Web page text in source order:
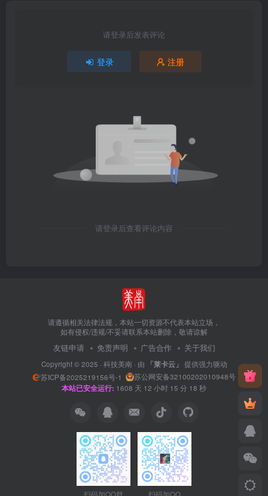
请登录后发表评论
登录 注册
请登录后查看评论内容
请遵循相关法律法规，本站一切资源不代表本站立场，
如有侵权/违规/不妥请联系本站删除，敬请谅解
友链申请 免责声明 广告合作 关于我们
Copyright © 2025 · 科技美南 · 由 「莱卡云」 提供强力驱动
苏ICP备2025219156号-1
苏公网安备32100202010948号
本站已安全运行: 1608 天 12 小时 15 分 18 秒
扫码加QQ群 扫码加QQ